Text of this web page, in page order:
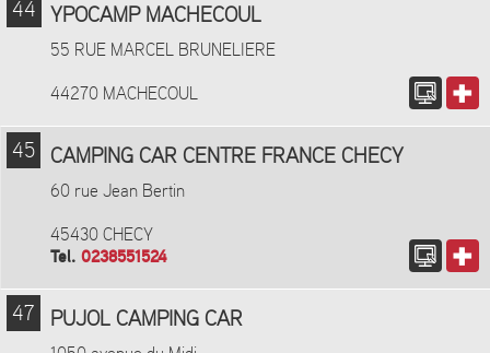
44 YPOCAMP MACHECOUL
55 RUE MARCEL BRUNELIERE
44270 MACHECOUL
45 CAMPING CAR CENTRE FRANCE CHECY
60 rue Jean Bertin
45430 CHECY
Tel. 0238551524
47 PUJOL CAMPING CAR